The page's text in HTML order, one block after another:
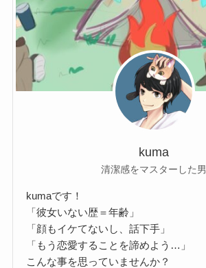
kuma
清潔感をマスターした男
kumaです！
「彼女いない歴＝年齢」
「顔もイケてないし、話下手」
「もう恋愛することを諦めよう…」
こんな事を思っていませんか？